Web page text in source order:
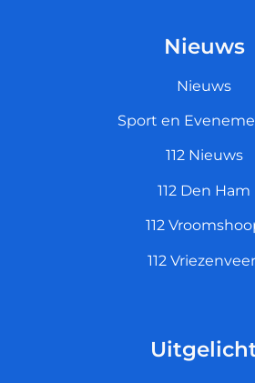
Nieuws
Nieuws
Sport en
112 Nieuws
112 Den Ham
112
112